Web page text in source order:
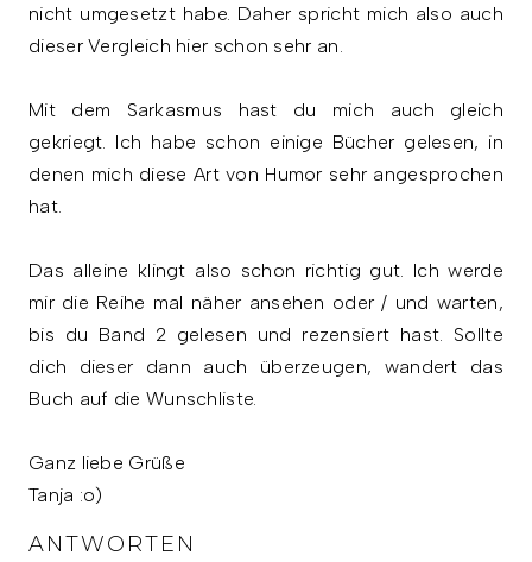
nicht umgesetzt habe. Daher spricht mich also auch
dieser Vergleich hier schon sehr an.
Mit dem Sarkasmus hast du mich auch gleich
gekriegt. Ich habe schon einige Bücher gelesen, in
denen mich diese Art von Humor sehr angesprochen
hat.
Das alleine klingt also schon richtig gut. Ich werde
mir die Reihe mal näher ansehen oder / und warten,
bis du Band 2 gelesen und rezensiert hast. Sollte
dich dieser dann auch überzeugen, wandert das
Buch auf die Wunschliste.
Ganz liebe Grüße
Tanja :o)
ANTWORTEN